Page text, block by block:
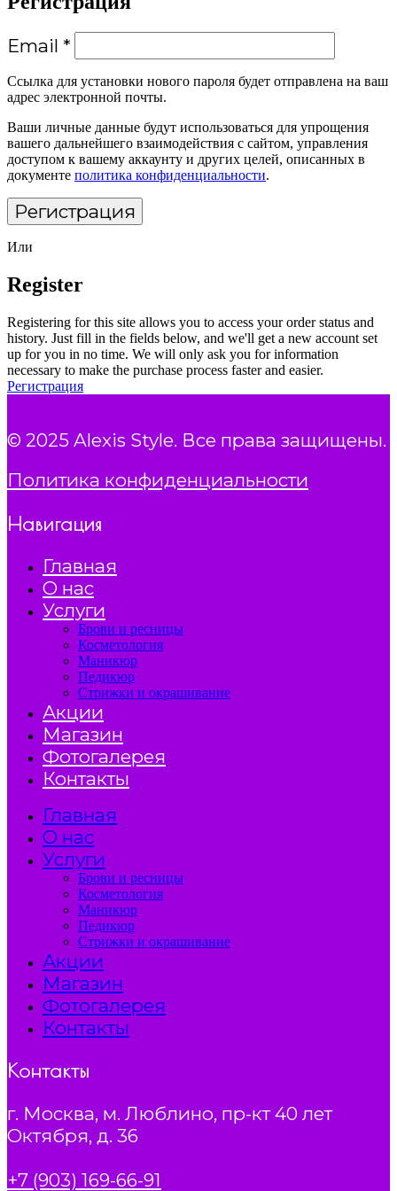
Email *
Ссылка для установки нового пароля будет отправлена ​​на ваш
адрес электронной почты.
Ваши личные данные будут использоваться для упрощения
вашего дальнейшего взаимодействия с сайтом, управления
доступом к вашему аккаунту и других целей, описанных в
документе политика конфиденциальности.
Регистрация
Или
Register
Registering for this site allows you to access your order status and
history. Just fill in the fields below, and we'll get a new account set
up for you in no time. We will only ask you for information
necessary to make the purchase process faster and easier.
Регистрация
© 2025 Alexis Style. Все права защищены.
Политика конфиденциальности
Навигация
Главная
О нас
Услуги
Брови и ресницы
Косметология
Маникюр
Педикюр
Стрижки и окрашивание
Акции
Магазин
Фотогалерея
Контакты
Главная
О нас
Услуги
Брови и ресницы
Косметология
Маникюр
Педикюр
Стрижки и окрашивание
Акции
Магазин
Фотогалерея
Контакты
Контакты
г. Москва, м. Люблино, пр-кт 40 лет
Октября, д. 36
+7 (903) 169-66-91